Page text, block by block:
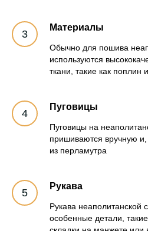
Материалы
Обычно для пошива
используются
ткани, такие как поплин
Пуговицы
Пуговицы на
пришиваются вручную и,
из перламутра
Рукава
Рукава неаполитанской
особенные детали,